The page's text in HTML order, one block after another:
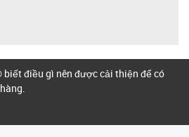
điều gì nên được cải thiện để có